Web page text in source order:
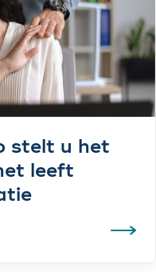
stelt u het
leeft